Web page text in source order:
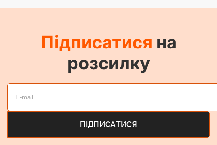
нижче 0 °C напруга та ємність можуть знизитися)
Підписатися на
розсилку